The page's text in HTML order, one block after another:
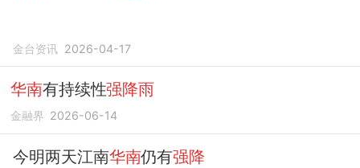
金台资讯 2026-04-17
华南有持续性强降雨
金融界 2026-06-14
今明两天江南华南仍有强降